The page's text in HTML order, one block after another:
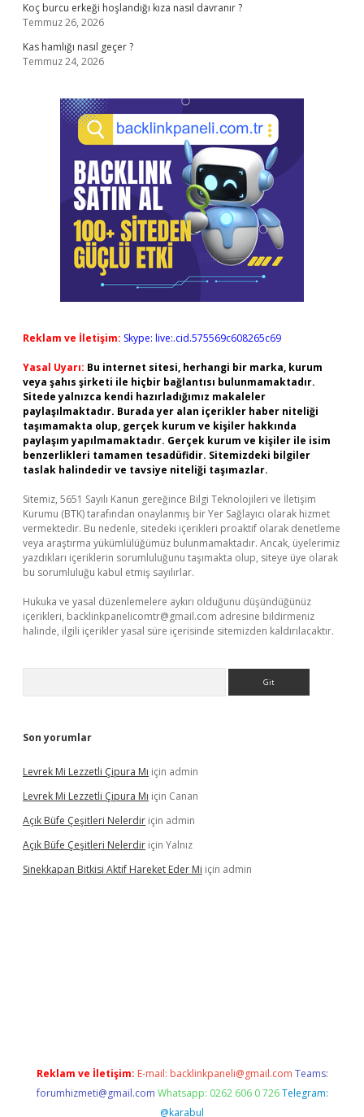
Koç burcu erkeği hoşlandığı kıza nasıl davranır ?
Temmuz 26, 2026
Kas hamlığı nasıl geçer ?
Temmuz 24, 2026
Reklam ve İletişim: Skype: live:.cid.575569c608265c69
Yasal Uyarı: Bu internet sitesi, herhangi bir marka, kurum
veya şahıs şirketi ile hiçbir bağlantısı bulunmamaktadır.
Sitede yalnızca kendi hazırladığımız makaleler
paylaşılmaktadır. Burada yer alan içerikler haber niteliği
taşımamakta olup, gerçek kurum ve kişiler hakkında
paylaşım yapılmamaktadır. Gerçek kurum ve kişiler ile isim
benzerlikleri tamamen tesadüfidir. Sitemizdeki bilgiler
taslak halindedir ve tavsiye niteliği taşımazlar.
Sitemiz, 5651 Sayılı Kanun gereğince Bilgi Teknolojileri ve İletişim
Kurumu (BTK) tarafından onaylanmış bir Yer Sağlayıcı olarak hizmet
vermektedir. Bu nedenle, sitedeki içerikleri proaktif olarak denetleme
veya araştırma yükümlülüğümüz bulunmamaktadır. Ancak, üyelerimiz
yazdıkları içeriklerin sorumluluğunu taşımakta olup, siteye üye olarak
bu sorumluluğu kabul etmiş sayılırlar.
Hukuka ve yasal düzenlemelere aykırı olduğunu düşündüğünüz
içerikleri, backlinkpanelicomtr@gmail.com adresine bildirmeniz
halinde, ilgili içerikler yasal süre içerisinde sitemizden kaldırılacaktır.
Son yorumlar
Levrek Mi Lezzetli Çipura Mı için admin
Levrek Mi Lezzetli Çipura Mı için Canan
Açık Büfe Çeşitleri Nelerdir için admin
Açık Büfe Çeşitleri Nelerdir için Yalnız
Sinekkapan Bitkisi Aktif Hareket Eder Mi için admin
Reklam ve İletişim: E-mail: backlinkpaneli@gmail.com Teams:
forumhizmeti@gmail.com Whatsapp: 0262 606 0 726 Telegram:
@karabul